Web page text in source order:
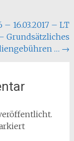
– 16.03.2017 – LT
Grundsätzliches
… →